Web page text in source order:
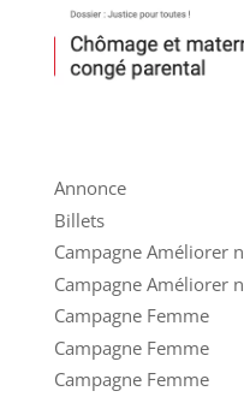
Annonce
Billets
Campagne Améliorer
Campagne Améliorer
Campagne Femme
Campagne Femme
Campagne Femme